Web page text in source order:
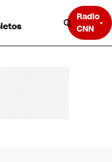
Radio
CNN